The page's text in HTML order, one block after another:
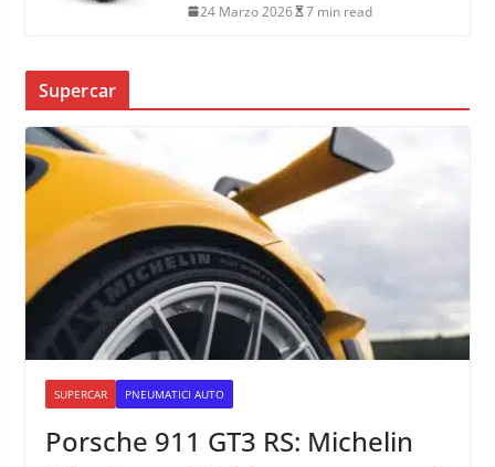
24 Marzo 2026 7 min read
Supercar
SUPERCAR PNEUMATICI AUTO
Porsche 911 GT3 RS: Michelin